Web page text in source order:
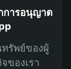
การอนุญาต
รัพย์ของผู้
ของเรา